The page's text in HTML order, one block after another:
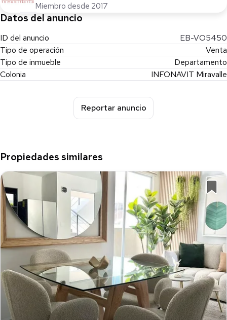
Miembro desde 2017
Datos del anuncio
ID del anuncio
EB-VO5450
Tipo de operación
Venta
Tipo de inmueble
Departamento
Colonia
INFONAVIT Miravalle
Reportar anuncio
Propiedades similares